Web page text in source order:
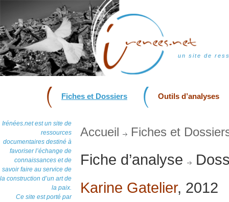
un site de
Fiches et Dossiers Outils d’analyses
Irénées.net est un site de
ressources
documentaires destiné à
favoriser l’échange de
connaissances et de
savoir faire au service de
la construction d’un art de
la paix.
Ce site est porté par
Accueil Fiches et
Fiche d’analyse
Karine Gatelier, 2012